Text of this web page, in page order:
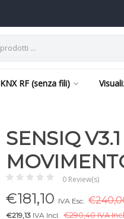
KNX RF (senza fili)
SENSIQ
0 Review(s)
€181,10 IVA Esc.
€219,13 IVA Incl. €290,40 IVA